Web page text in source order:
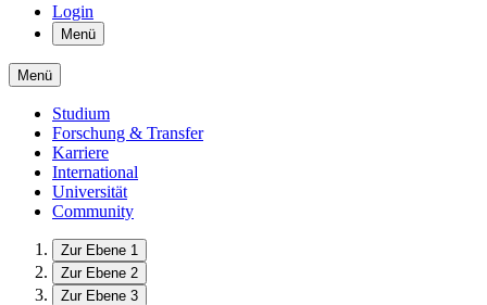
Login
Menü
Menü
Studium
Forschung & Transfer
Karriere
International
Universität
Community
Zur Ebene 1
Zur Ebene 2
Zur Ebene 3